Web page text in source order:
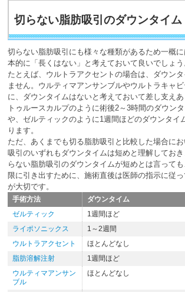
切らない脂肪吸引のダウンタイム
切らない脂肪吸引にも様々な種類があるため一概
本的に「長くはない」と考えておいて良いでしょう
たとえば、ウルトラアクセントの場合は、ダウン
ません。ウルティマアンサンブルやウルトラキャ
に、ダウンタイムはないと考えておいて差し支えあ
トゥルースカルプのように術後2～3時間のダウン
や、ゼルティックのように1週間ほどのダウンタイ
ります。
ただ、あくまでも切る脂肪吸引と比較した場合に
吸引のいずれもダウンタイムは短めと理解してお
らない脂肪吸引のダウンタイムが短めとは言って
限に引き出すために、施術直後は医師の指示に従
が大切です。
手術方法
ダウンタイム
ゼルティック
1週間ほど
ライポソニックス
1～2週間
ウルトラアクセント
ほとんどなし
脂肪溶解注射
1週間ほど
ウルティマアンサン
ブル
ほとんどなし